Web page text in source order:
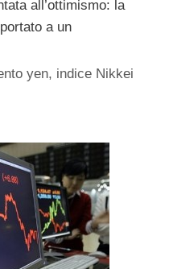
all’ottimismo: la
a un
yen, indice Nikkei